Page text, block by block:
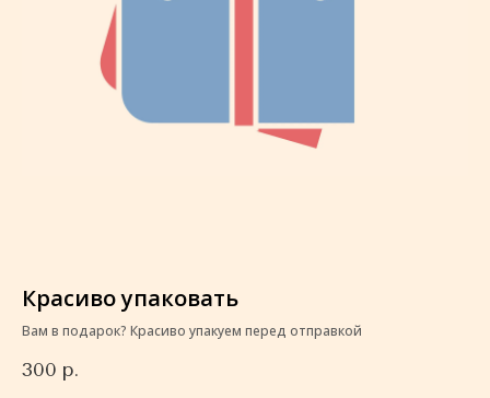
Красиво упаковать
Вам в подарок? Красиво упакуем перед отправкой
300 р.